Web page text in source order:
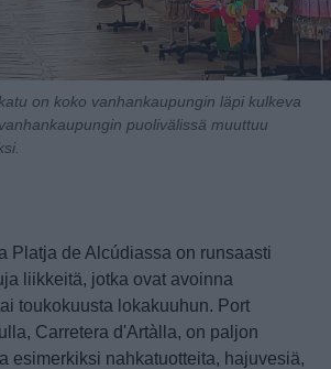
on koko vanhankaupungin läpi kulkeva
puolivälissä muuttuu
Platja de Alcúdiassa on runsaasti
liikkeitä, jotka ovat avoinna
toukokuusta lokakuuhun. Port
Carretera d'Artàlla, on paljon
esimerkiksi nahkatuotteita, hajuvesiä,